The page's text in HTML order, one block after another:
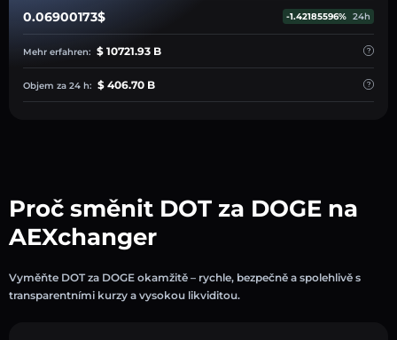
0.06900173$ -1.42185596% 24h
Mehr erfahren: $ 10721.93 B
Objem za 24 h: $ 406.70 B
Proč směnit DOT za DOGE na
AEXchanger
Vyměňte DOT za DOGE okamžitě – rychle, bezpečně a spolehlivě s
transparentními kurzy a vysokou likviditou.